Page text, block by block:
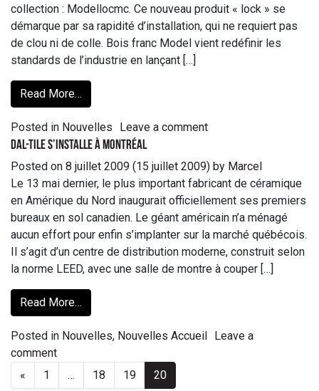
collection : Modellocmc. Ce nouveau produit « lock » se
démarque par sa rapidité d’installation, qui ne requiert pas
de clou ni de colle. Bois franc Model vient redéfinir les
standards de l’industrie en lançant […]
Read More…
Posted in Nouvelles Leave a comment
Dal-Tile s’installe à Montréal
Posted on 8 juillet 2009 (15 juillet 2009) by Marcel
Le 13 mai dernier, le plus important fabricant de céramique
en Amérique du Nord inaugurait officiellement ses premiers
bureaux en sol canadien. Le géant américain n’a ménagé
aucun effort pour enfin s’implanter sur la marché québécois.
Il s’agit d’un centre de distribution moderne, construit selon
la norme LEED, avec une salle de montre à couper […]
Read More…
Posted in Nouvelles, Nouvelles Accueil
Leave a
comment
«
1 … 18 19 20